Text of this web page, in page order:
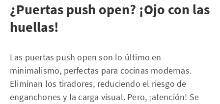
¿Puertas push open? ¡Ojo con las
huellas!
Las puertas push open son lo último en
minimalismo, perfectas para cocinas modernas.
Eliminan los tiradores, reduciendo el riesgo de
enganchones y la carga visual. Pero, ¡atención! Se